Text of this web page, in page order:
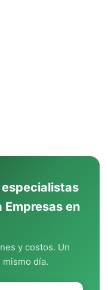
Empresas en
y costos. Un
día.